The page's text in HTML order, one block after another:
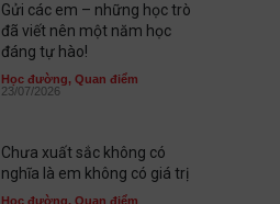
Gửi các em – những học trò
đã viết nên một năm học
đáng tự hào!
Học đường, Quan điểm
23/07/2026
Chưa xuất sắc không có
nghĩa là em không có giá trị
Học đường, Quan điểm